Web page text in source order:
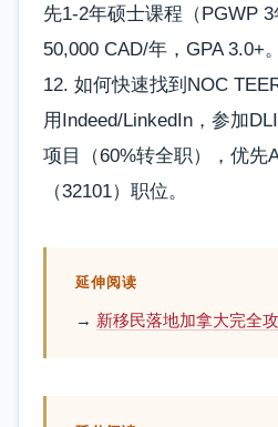
先1-2年硕士课程（PGWP
50,000 CAD/年，GPA 3.0+。
12. 如何快速找到NOC
用Indeed/LinkedIn，参加
项目（60%转全职），优先
（32101）职位。
延伸阅读
→ 新移民落地加拿大完全